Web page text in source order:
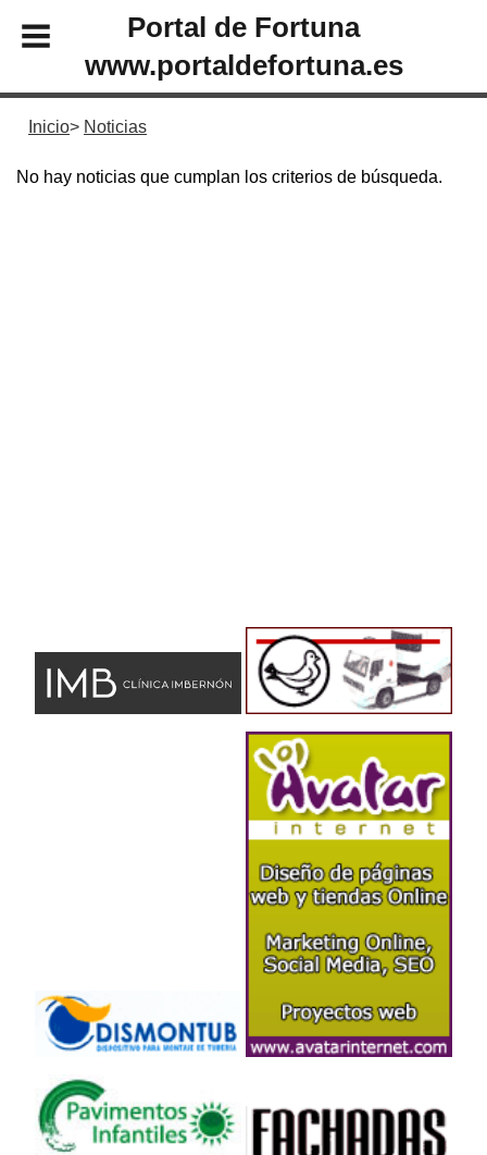
Portal de Fortuna
www.portaldefortuna.es
Inicio Noticias
No hay noticias que cumplan los criterios de búsqueda.